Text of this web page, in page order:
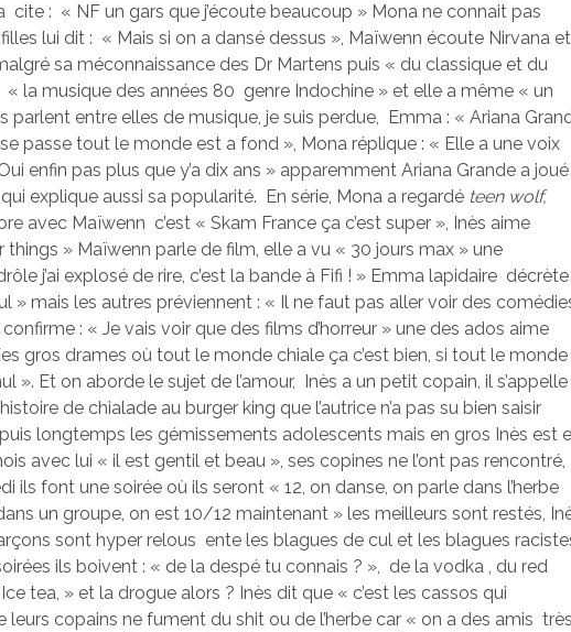
cite : « NF un gars que j’écoute beaucoup » Mona ne connait pas
filles lui dit : « Mais si on a dansé dessus », Maïwenn écoute Nirvana et
sa méconnaissance des Dr Martens puis « du classique et du
la musique des années 80 genre Indochine » et elle a même « un
parlent entre elles de musique, je suis perdue, Emma : « Ariana
se passe tout le monde est a fond », Mona réplique : « Elle a une voix
enfin pas plus que y’a dix ans » apparemment Ariana Grande a joué
explique aussi sa popularité. En série, Mona a regardé teen wolf,
avec Maïwenn c’est « Skam France ça c’est super », Inès aime
things » Maïwenn parle de film, elle a vu « 30 jours max » une
j’ai explosé de rire, c’est la bande à Fifi ! » Emma lapidaire décrète
» mais les autres préviennent : « Il ne faut pas aller voir des
: « Je vais voir que des films d’horreur » une des ados aime
gros drames où tout le monde chiale ça c’est bien, si tout le monde
». Et on aborde le sujet de l’amour, Inès a un petit copain, il s’appelle
de chialade au burger king que l’autrice n’a pas su bien saisir
longtemps les gémissements adolescents mais en gros Inès est
avec lui « il est gentil et beau », ses copines ne l’ont pas rencontré,
ils font une soirée où ils seront « 12, on danse, on parle dans l’herbe
un groupe, on est 10/12 maintenant » les meilleurs sont restés,
sont hyper relous ente les blagues de cul et les blagues
ils boivent : « de la despé tu connais ? », de la vodka , du red
tea, » et la drogue alors ? Inès dit que « c’est les cassos qui
leurs copains ne fument du shit ou de l’herbe car « on a des amis très